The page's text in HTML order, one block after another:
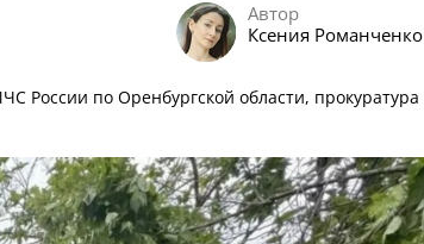
Автор
Ксения Романченко
России по Оренбургской области, прокуратура